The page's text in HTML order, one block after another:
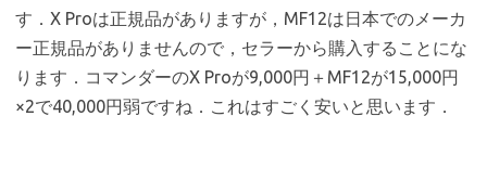
す．X Proは正規品がありますが，MF12は日本でのメーカ
ー正規品がありませんので，セラーから購入することにな
ります．コマンダーのX Proが9,000円＋MF12が15,000円
×2で40,000円弱ですね．これはすごく安いと思います．